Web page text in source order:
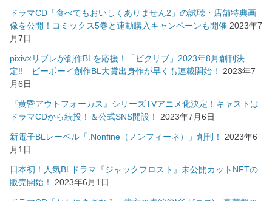
ドラマCD「食べてもおいしくありません2」の試聴・店舗特典画
像を公開！コミックス5巻と連動購入キャンペーンも開催 2023年7
月7日
pixiv×リブレが創作BLを応援！「ピクリブ」2023年8月創刊決
定!! ビーボーイ創作BL大賞出身作が早くも連載開始！
2023年7
月6日
『黄昏アウトフォーカス』シリーズTVアニメ化決定！キャストは
ドラマCDから続投！＆公式SNS開設！
2023年7月6日
新電子BLレーベル「.Nonfine（ノンフィーネ）」創刊！
2023年6
月1日
日本初！人気BLドラマ『ジャックフロスト』未公開カットNFTの
販売開始！
2023年6月1日